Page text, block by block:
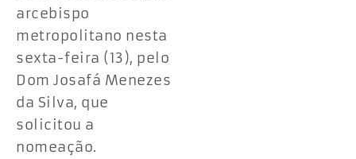
arcebispo
metropolitano nesta
sexta-feira (13), pelo
Dom Josafá Menezes
da Silva, que
solicitou a
nomeação.